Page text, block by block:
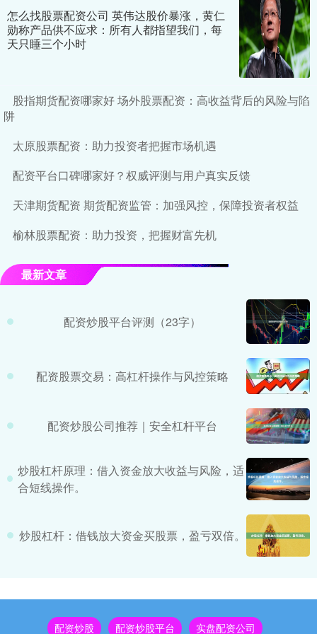
怎么找股票配资公司 英伟达股价暴涨，黄仁
勋称产品供不应求：所有人都指望我们，每
天只睡三个小时
股指期货配资哪家好 场外股票配资：高收益背后的风险与陷
阱
太原股票配资：助力投资者把握市场机遇
配资平台口碑哪家好？权威评测与用户真实反馈
天津期货配资 期货配资监管：加强风控，保障投资者权益
榆林股票配资：助力投资，把握财富先机
最新文章
配资炒股平台评测（23字）
配资股票交易：高杠杆操作与风控策略
配资炒股公司推荐｜安全杠杆平台
炒股杠杆原理：借入资金放大收益与风险，适
合短线操作。
炒股杠杆：借钱放大资金买股票，盈亏双倍。
配资炒股 配资炒股平台 实盘配资公司